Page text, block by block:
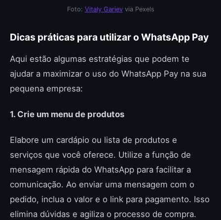
Foto: Vitaly Garievvia Pexels
Dicas práticas para utilizar o WhatsApp Pay
Aqui estão algumas estratégias que podem te
ajudar a maximizar o uso do WhatsApp Pay na sua
pequena empresa:
1. Crie um menu de produtos
Elabore um cardápio ou lista de produtos e
serviços que você oferece. Utilize a função de
mensagem rápida do WhatsApp para facilitar a
comunicação. Ao enviar uma mensagem com o
pedido, inclua o valor e o link para pagamento. Isso
elimina dúvidas e agiliza o processo de compra.